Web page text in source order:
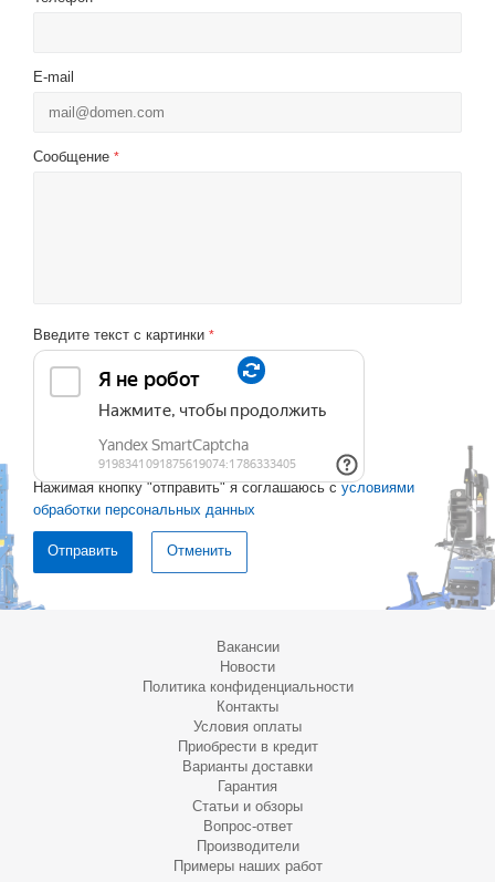
E-mail
Сообщение *
Введите текст с картинки *
Нажимая кнопку "отправить" я соглашаюсь с условиями
обработки персональных данных
Отменить
Вакансии
Новости
Политика конфиденциальности
Контакты
Условия оплаты
Приобрести в кредит
Варианты доставки
Гарантия
Статьи и обзоры
Вопрос-ответ
Производители
Примеры наших работ